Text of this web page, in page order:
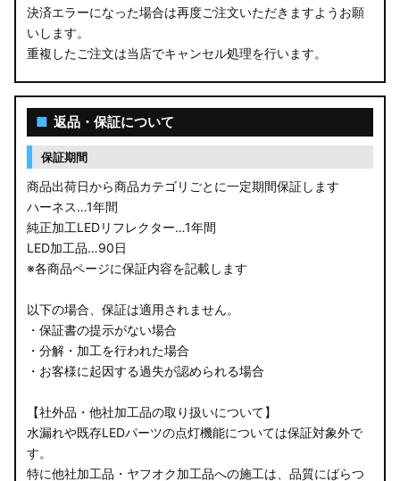
決済エラーになった場合は再度ご注文いただきますようお願
いします。
重複したご注文は当店でキャンセル処理を行います。
■ 返品・保証について
保証期間
商品出荷日から商品カテゴリごとに一定期間保証します
ハーネス…1年間
純正加工LEDリフレクター…1年間
LED加工品…90日
※各商品ページに保証内容を記載します
以下の場合、保証は適用されません。
・保証書の提示がない場合
・分解・加工を行われた場合
・お客様に起因する過失が認められる場合
【社外品・他社加工品の取り扱いについて】
水漏れや既存LEDパーツの点灯機能については保証対象外で
す。
特に他社加工品・ヤフオク加工品への施工は、品質にばらつ